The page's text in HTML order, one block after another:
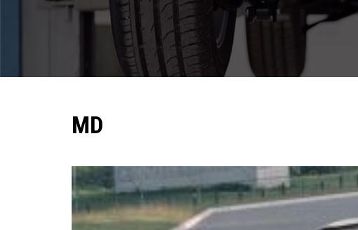
Diagnostyka komputerowa – Radom, Warszawa i
Pomoc w znalezieniu auta w Polsce
Wyszukiwanie samochodu w ogłoszeniach
MD